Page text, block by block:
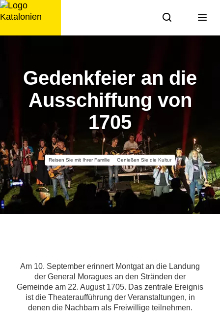
Zum
Inhalt
Gedenkfeier an die
Ausschiffung von
1705
Reisen Sie mit Ihrer Familie Genießen Sie die Kultur
Am 10. September erinnert Montgat an die Landung
der General Moragues an den Stränden der
Gemeinde am 22. August 1705. Das zentrale Ereignis
ist die Theateraufführung der Veranstaltungen, in
denen die Nachbarn als Freiwillige teilnehmen.